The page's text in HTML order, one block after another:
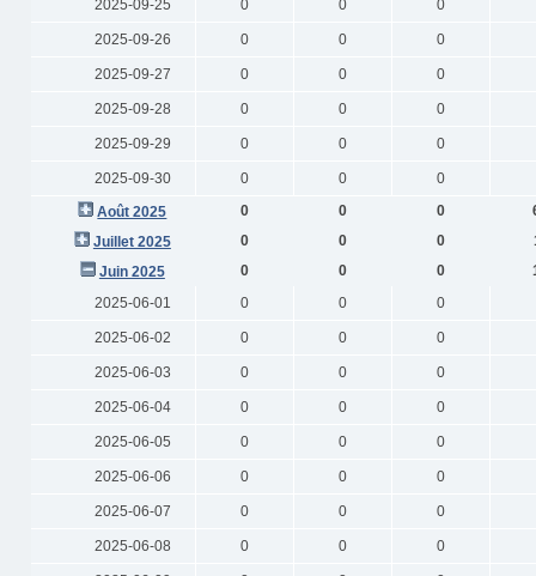
2025-09-25 0 0 0
2025-09-26 0 0 0
2025-09-27 0 0 0
2025-09-28 0 0 0
2025-09-29 0 0 0
2025-09-30 0 0
0
Août 2025
0 0 0
Juillet 2025
0 0 0
Juin 2025
0 0 0
2025-06-01
0 0 0
2025-06-02 0 0 0
2025-06-03 0 0 0
2025-06-04 0 0 0
2025-06-05 0 0 0
2025-06-06 0 0 0
2025-06-07 0 0 0
2025-06-08 0 0 0